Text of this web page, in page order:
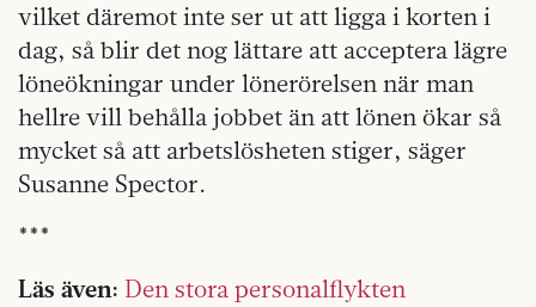
vilket däremot inte ser ut att ligga i korten i
dag, så blir det nog lättare att acceptera lägre
löneökningar under lönerörelsen när man
hellre vill behålla jobbet än att lönen ökar så
mycket så att arbetslösheten stiger, säger
Susanne Spector.
***
Läs även: Den stora personalflykten